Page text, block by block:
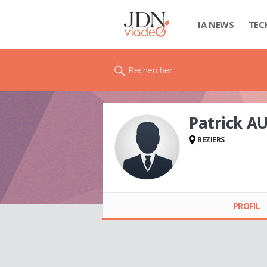
IA NEWS
Rechercher
Patrick
BEZIERS
PROFIL